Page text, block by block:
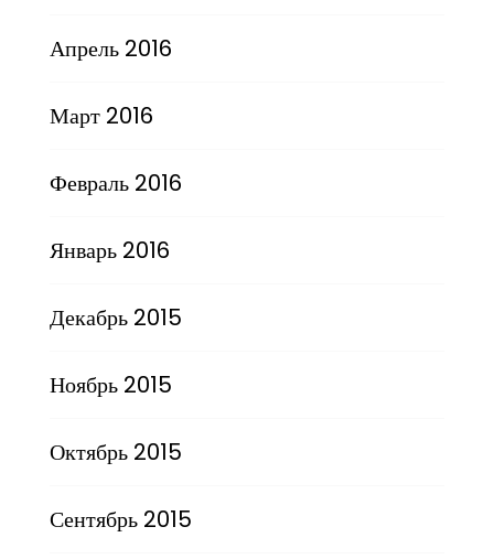
Апрель 2016
Март 2016
Февраль 2016
Январь 2016
Декабрь 2015
Ноябрь 2015
Октябрь 2015
Сентябрь 2015